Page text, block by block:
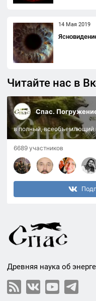
14 Мая 2019
Читайте нас в
Спас.
в полный, всеобъемлющий
6689 участников
Древняя наука об